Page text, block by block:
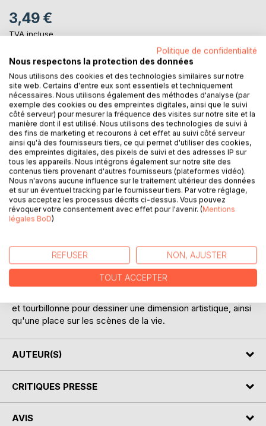
3,49 €
TVA incluse
Téléchargement disponible dès maintenant
AJOUTER AU PANIER
Ajouter à ma liste d'envies
Laisser un avis
DESCRIPTION
Entrez dans l'univers du slam. L'auteur puise dans son
intériorité des textes saisissants et revendicateur pour
exprimer ses fulgurances rythmées et sensible. A la
et tourbillonne pour dessiner une dimension artistique, ainsi
qu'une place sur les scènes de la vie.
AUTEUR(S)
CRITIQUES PRESSE
AVIS
Politique de confidentialité
Nous respectons la protection des données
Nous utilisons des cookies et des technologies similaires sur notre
site web. Certains d'entre eux sont essentiels et techniquement
nécessaires. Nous utilisons également des méthodes d'analyse (par
exemple des cookies ou des empreintes digitales, ainsi que le suivi
côté serveur) pour mesurer la fréquence des visites sur notre site et la
manière dont il est utilisé. Nous utilisons des technologies de suivi à
des fins de marketing et recourons à cet effet au suivi côté serveur
ainsi qu'à des fournisseurs tiers, ce qui permet d'utiliser des cookies,
des empreintes digitales, des pixels de suivi et des adresses IP sur
tous les appareils. Nous intégrons également sur notre site des
contenus tiers provenant d'autres fournisseurs (plateformes vidéo).
Nous n'avons aucune influence sur le traitement ultérieur des données
et sur un éventuel tracking par le fournisseur tiers. Par votre réglage,
vous acceptez les processus décrits ci-dessus. Vous pouvez
révoquer votre consentement avec effet pour l'avenir. (Mentions
légales BoD)
REFUSER NON, AJUSTER
TOUT ACCEPTER